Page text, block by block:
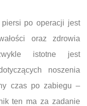
piersi po operacji jest
oraz zdrowia
istotne jest
noszenia
czas po zabiegu –
ten ma za zadanie